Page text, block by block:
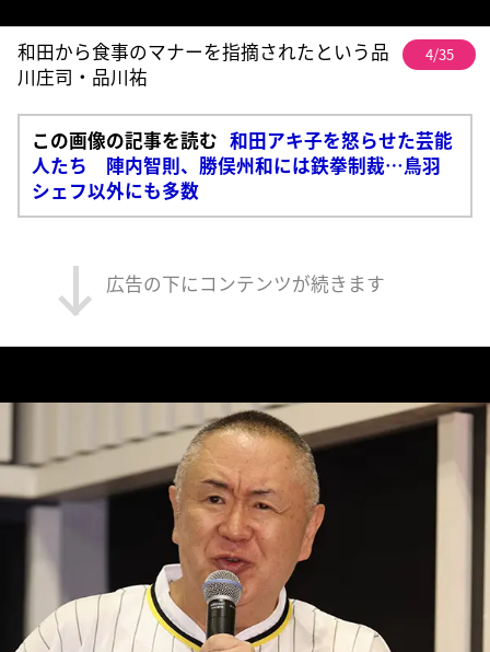
和田から食事のマナーを指摘されたという品
川庄司・品川祐
4/35
この画像の記事を読む 和田アキ子を怒らせた芸能
人たち 陣内智則、勝俣州和には鉄拳制裁…鳥羽
シェフ以外にも多数
広告の下にコンテンツが続きます